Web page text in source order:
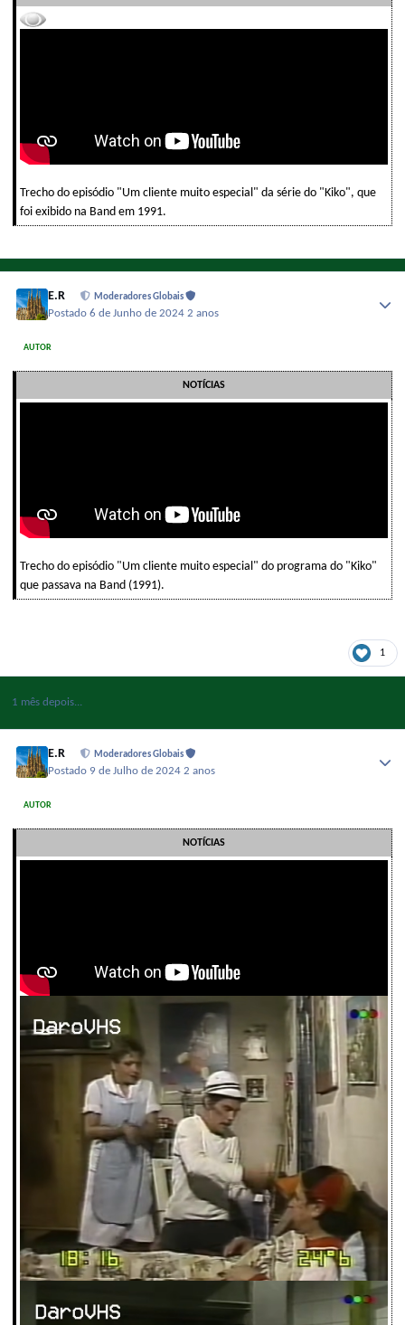
Trecho do episódio "Um cliente muito especial" da série do "Kiko", que
foi exibido na Band em 1991.
E.R Moderadores Globais
Postado6 de Junho de 20242 anos
AUTOR
NOTÍCIAS
Trecho do episódio "Um cliente muito especial" do programa do "Kiko"
que passava na Band (1991).
1
1 mês depois...
E.R Moderadores Globais
Postado 9 de Julho de 20242 anos
AUTOR
NOTÍCIAS